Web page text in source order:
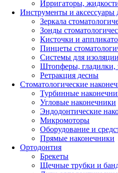
Ирригаторы,
Инструменты и аксессуары
Зеркала
Зонды
Кисточки и
Пинцеты
Системы для изоляции
Штопферы, гладилки,
Ретракция десны
Стоматологические
Турбинные
Угловые наконечники
Эндодонтические
Микромоторы
Оборудование и
Прямые наконечники
Ортодонтия
Брекеты
Щечные трубки и